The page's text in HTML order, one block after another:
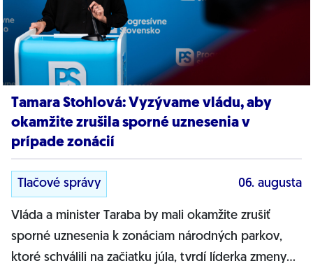
Tamara Stohlová: Vyzývame vládu, aby
okamžite zrušila sporné uznesenia v
prípade zonácií
Tlačové správy 06. augusta
Vláda a minister Taraba by mali okamžite zrušiť
sporné uznesenia k zonáciam národných parkov,
ktoré schválili na začiatku júla, tvrdí líderka zmeny